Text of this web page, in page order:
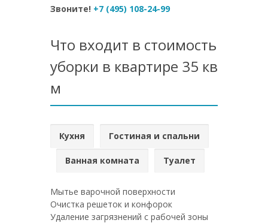
Звоните! +7 (495) 108-24-99
Что входит в стоимость
уборки в квартире 35 кв
м
Кухня Гостиная и спальни
Ванная комната Туалет
Мытье варочной поверхности
Очистка решеток и конфорок
Удаление загрязнений с рабочей зоны